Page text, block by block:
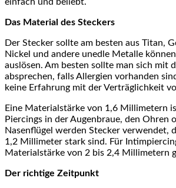
Das Material des Steckers
Der Stecker sollte am besten aus Titan,
Nickel und andere unedle Metalle
auslösen. Am besten sollte man sich mit
absprechen, falls Allergien vorhanden
keine Erfahrung mit der Verträglichkeit
Eine Materialstärke von 1,6 Millimetern
Piercings in der Augenbraue, den Ohren
Nasenflügel werden Stecker verwendet,
1,2 Millimeter stark sind. Für
Materialstärke von 2 bis 2,4 Millimetern
Der richtige Zeitpunkt